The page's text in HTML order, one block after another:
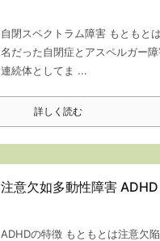
自閉スペクトラム障害 もともと
名だった自閉症とアスペルガー
連続体としてま ...
詳しく読む
注意欠如多動性障害 ADHD
ADHDの特徴 もともとは注意欠